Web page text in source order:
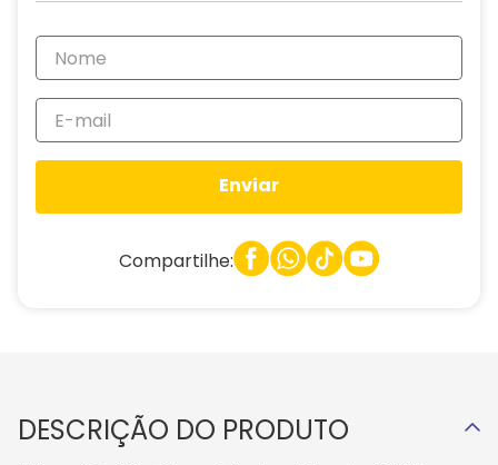
Enviar
Compartilhe:
DESCRIÇÃO DO PRODUTO